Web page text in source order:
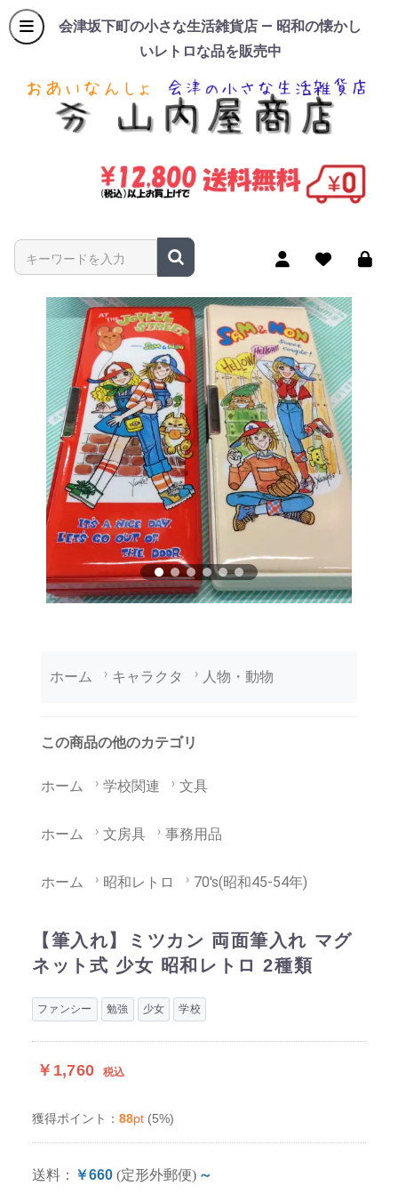
会津坂下町の小さな生活雑貨店 — 昭和の懐かし
いレトロな品を販売中
商品名やキーワードを入力
ホーム キャラクタ 人物・動物
この商品の他のカテゴリ
ホーム 学校関連 文具
ホーム 文房具 事務用品
ホーム 昭和レトロ 70's(昭和45-54年)
【筆入れ】ミツカン 両面筆入れ マグ
ネット式 少女 昭和レトロ 2種類
ファンシー 勉強 少女 学校
￥1,760 税込
獲得ポイント： 88pt (5%)
送料： ￥660 (定形外郵便) ～